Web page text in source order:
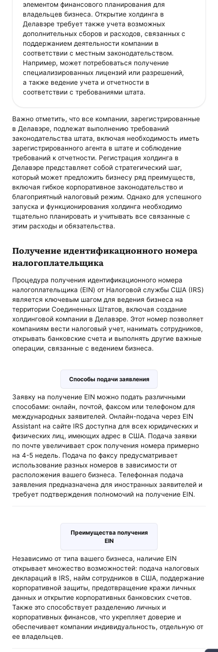
элементом финансового планирования для
владельцев бизнеса​​. Открытие холдинга в
Делавэре требует также учета возможных
дополнительных сборов и расходов, связанных с
поддержанием деятельности компании в
соответствии с местным законодательством.
Например, может потребоваться получение
специализированных лицензий или разрешений,
а также ведение учета и отчетности в
соответствии с требованиями штата.
Важно отметить, что все компании, зарегистрированные
в Делавэре, подлежат выполнению требований
законодательства штата, включая необходимость иметь
зарегистрированного агента в штате и соблюдение
требований к отчетности. Регистрация холдинга в
Делавэре представляет собой стратегический шаг,
который может предложить бизнесу ряд преимуществ,
включая гибкое корпоративное законодательство и
благоприятный налоговый режим. Однако для успешного
запуска и функционирования холдинга необходимо
тщательно планировать и учитывать все связанные с
этим расходы и обязательства.
Получение идентификационного номера
налогоплательщика
Процедура получения идентификационного номера
налогоплательщика (EIN) от Налоговой службы США (IRS)
является ключевым шагом для ведения бизнеса на
территории Соединенных Штатов, включая создание
холдинговой компании в Делавэре. Этот номер позволяет
компаниям вести налоговый учет, нанимать сотрудников,
открывать банковские счета и выполнять другие важные
операции, связанные с ведением бизнеса.
Способы подачи заявления
Заявку на получение EIN можно подать различными
способами: онлайн, почтой, факсом или телефоном для
международных заявителей. Онлайн-подача через EIN
Assistant на сайте IRS доступна для всех юридических и
физических лиц, имеющих адрес в США. Подача заявки
по почте увеличивает срок получения номера примерно
на 4-5 недель. Подача по факсу предусматривает
использование разных номеров в зависимости от
расположения вашего бизнеса. Телефонная подача
заявления предназначена для иностранных заявителей и
требует подтверждения полномочий на получение EIN​​.
Преимущества получения
EIN
Независимо от типа вашего бизнеса, наличие EIN
открывает множество возможностей: подача налоговых
деклараций в IRS, найм сотрудников в США, поддержание
корпоративной защиты, предотвращение кражи личных
данных и открытие корпоративных банковских счетов.
Также это способствует разделению личных и
корпоративных финансов, что укрепляет доверие и
обеспечивает компании индивидуальность, отдельную от
ее владельцев​​.